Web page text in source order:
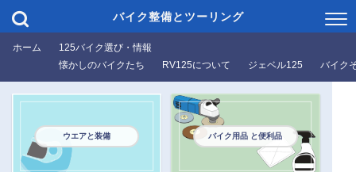
バイク整備とツーリング
ホーム
125バイク選び・情報
懐かしのバイクたち
RV125について ジェベル125 バイク
ウエアと装備 バイク用品 と便利品